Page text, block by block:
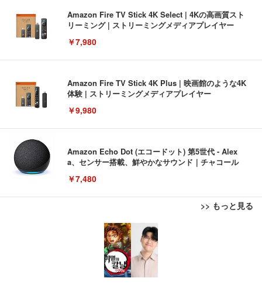
Amazon Fire TV Stick 4K Select | 4Kの高画質スト
リーミング | ストリーミングメディアプレイヤー
￥7,980
Amazon Fire TV Stick 4K Plus | 映画館のような4K
体験 | ストリーミングメディアプレイヤー
￥9,980
Amazon Echo Dot (エコードット) 第5世代 - Alex
a、センサー搭載、鮮やかなサウンド｜チャコール
￥7,480
>> もっと見る
[EdoErgo] オフィスチェア 椅子 テレワーク 疲れな
い 跳ね上げ式アームレスト コンパクト 約105度ロッ
キング pc 事務椅子 360度回転 座面昇降 強化ナイロ
ン樹脂ベース 通気性メッシュ 在宅ワーク H-WY01
(黒網+黒枠+黒足)
EIZO ビジネス向けプレミアムモニター | FlexScan
EV3240X-WT | 31.5型4K UHD・USB Type-C・ホワ
￥105,595
Amazonベーシック ペットシーツ 薄型 レギュラー 1
回使い捨て 無香料 ホワイト 300枚